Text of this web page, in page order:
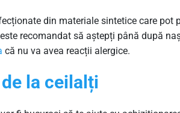
din materiale sintetice care pot
recomandat să aștepți până după
că nu va avea reacții alergice.
la ceilalți